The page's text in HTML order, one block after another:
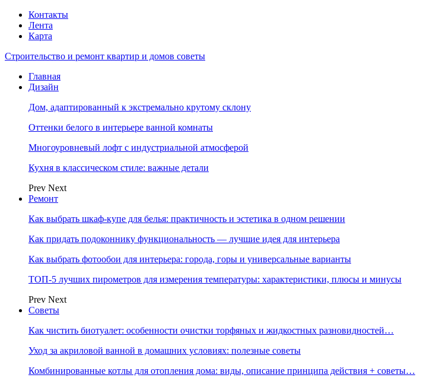
Контакты
Лента
Карта
Строительство и ремонт квартир и домов советы
Главная
Дизайн
Дом, адаптированный к экстремально крутому склону
Оттенки белого в интерьере ванной комнаты
Многоуровневый лофт с индустриальной атмосферой
Кухня в классическом стиле: важные детали
Prev Next
Ремонт
Как выбрать шкаф-купе для белья: практичность и эстетика в одном решении
Как придать подоконнику функциональность — лучшие идея для интерьера
Как выбрать фотообои для интерьера: города, горы и универсальные варианты
ТОП-5 лучших пирометров для измерения температуры: характеристики, плюсы и минусы
Prev Next
Советы
Как чистить биотуалет: особенности очистки торфяных и жидкостных разновидностей…
Уход за акриловой ванной в домашних условиях: полезные советы
Комбинированные котлы для отопления дома: виды, описание принципа действия + советы…